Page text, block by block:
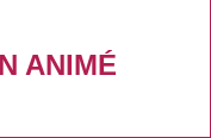
ANIMÉ